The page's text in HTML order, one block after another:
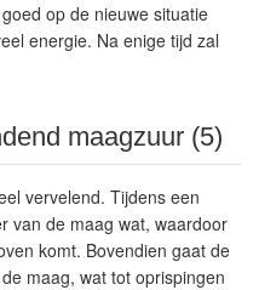
op de nieuwe situatie
energie. Na enige tijd zal
maagzuur (5)
vervelend. Tijdens een
van de maag wat, waardoor
komt. Bovendien gaat de
maag, wat tot oprispingen